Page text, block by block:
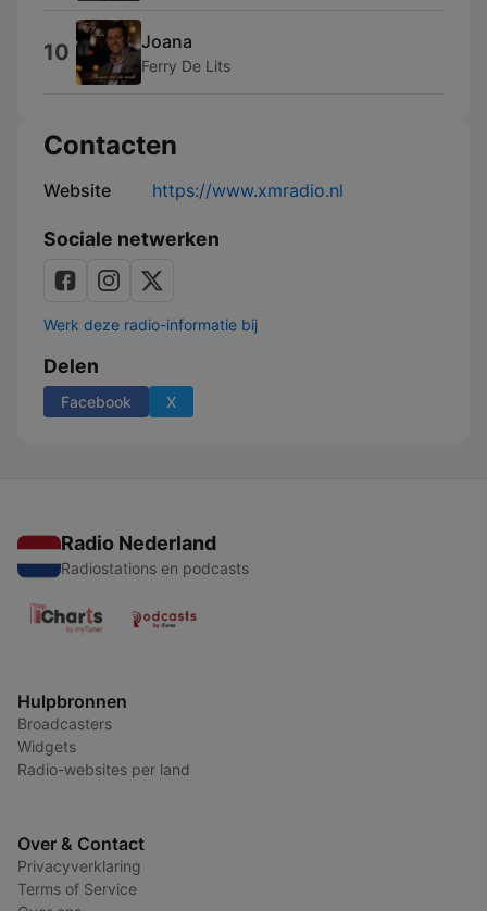
10 Joana
Ferry De Lits
Contacten
Website https://www.xmradio.nl
Sociale netwerken
Werk deze radio-informatie bij
Delen
Facebook X
Radio Nederland
Radiostations en podcasts
Hulpbronnen
Broadcasters
Widgets
Radio-websites per land
Over & Contact
Privacyverklaring
Terms of Service